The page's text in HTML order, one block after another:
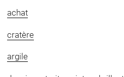
achat
cratère
argile